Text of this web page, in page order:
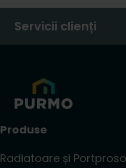
Servicii clienți
Produse
Radiatoare și